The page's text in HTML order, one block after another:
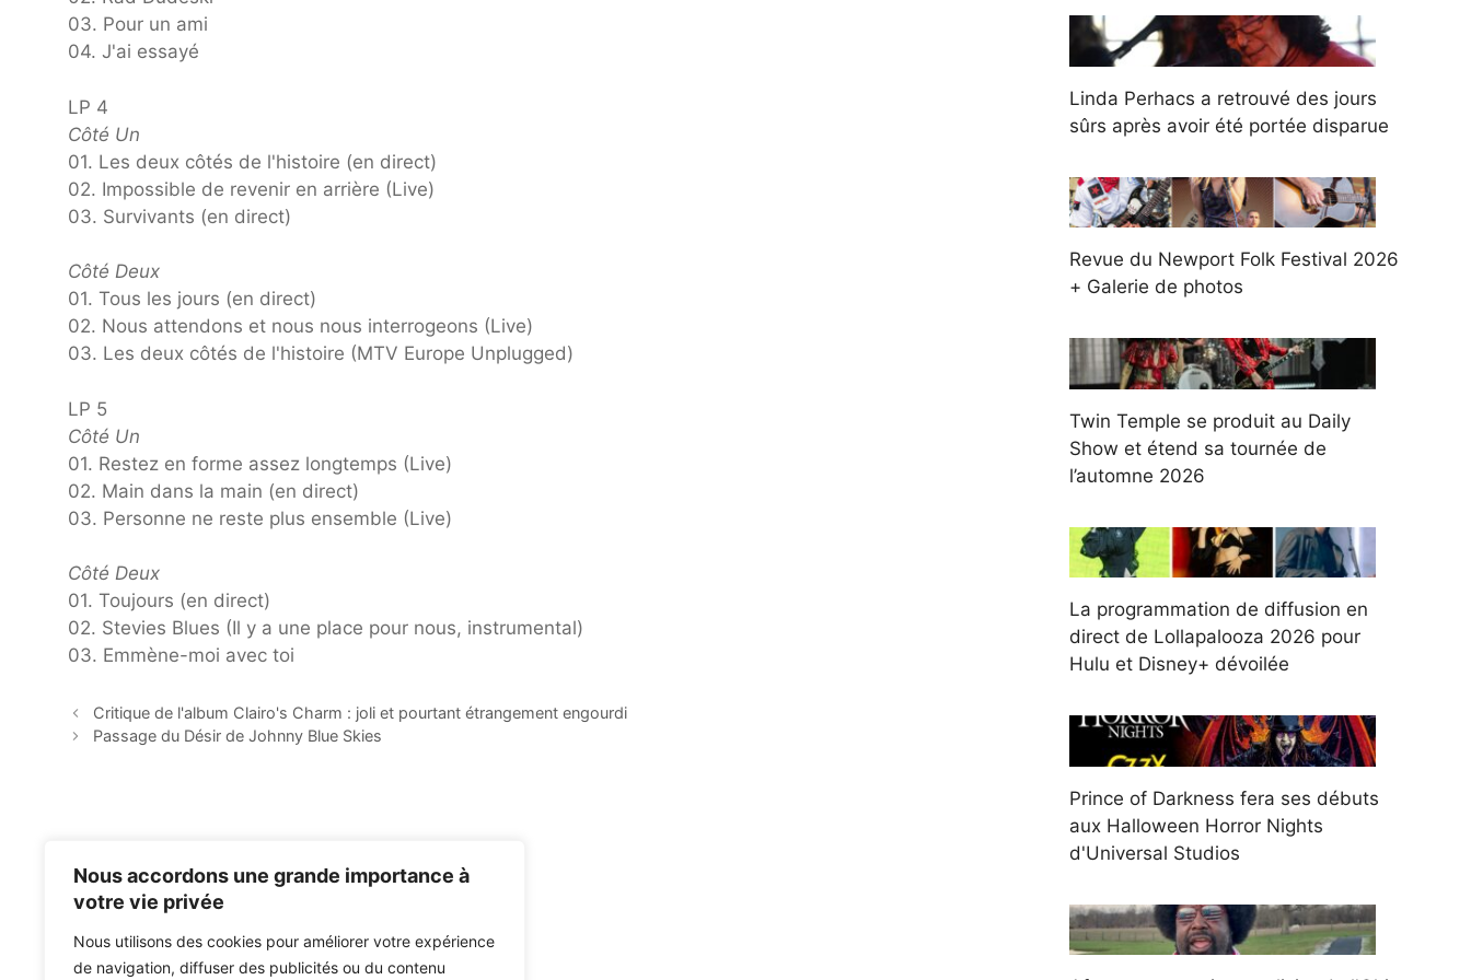
Nous accordons une grande importance à
votre vie privée
Nous utilisons des cookies pour améliorer votre expérience
de navigation, diffuser des publicités ou du contenu
03. Pour un ami
04. J'ai essayé
LP 4
Côté Un
01. Les deux côtés de l'histoire (en direct)
02. Impossible de revenir en arrière (Live)
03. Survivants (en direct)
Côté Deux
01. Tous les jours (en direct)
02. Nous attendons et nous nous interrogeons (Live)
03. Les deux côtés de l'histoire (MTV Europe Unplugged)
LP 5
Côté Un
01. Restez en forme assez longtemps (Live)
02. Main dans la main (en direct)
03. Personne ne reste plus ensemble (Live)
Côté Deux
01. Toujours (en direct)
02. Stevies Blues (Il y a une place pour nous, instrumental)
03. Emmène-moi avec toi
Critique de l'album Clairo's Charm : joli et pourtant étrangement engourdi
Passage du Désir de Johnny Blue Skies
Linda Perhacs a retrouvé des jours
sûrs après avoir été portée disparue
Revue du Newport Folk Festival 2026
+ Galerie de photos
Twin Temple se produit au Daily
Show et étend sa tournée de
l’automne 2026
La programmation de diffusion en
direct de Lollapalooza 2026 pour
Hulu et Disney+ dévoilée
Prince of Darkness fera ses débuts
aux Halloween Horror Nights
d'Universal Studios